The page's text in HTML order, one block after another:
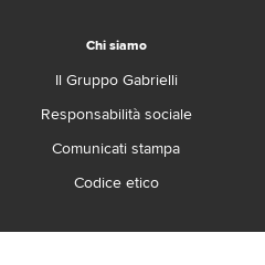
Chi siamo
Il Gruppo Gabrielli
Responsabilità sociale
Comunicati stampa
Codice etico